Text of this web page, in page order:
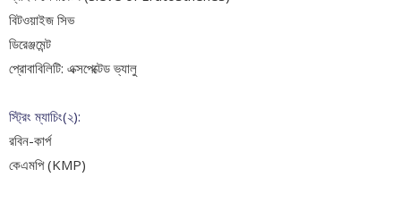
বিটওয়াইজ সিভ
ডিরেঞ্জমেন্ট
প্রোবাবিলিটি: এক্সপেক্টেড ভ্যালু
স্ট্রিং ম্যাচিং(২):
রবিন-কার্প
কেএমপি (KMP)